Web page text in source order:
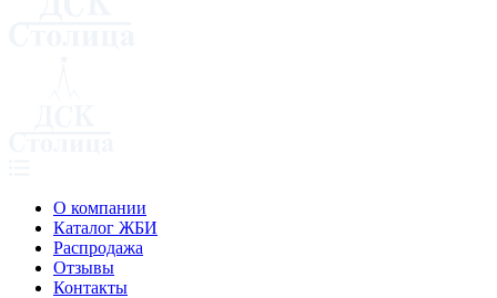
О компании
Каталог ЖБИ
Распродажа
Отзывы
Контакты